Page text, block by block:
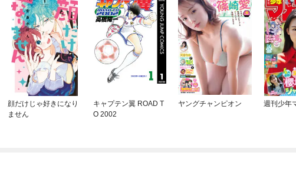
顔だけじゃ好きになり
ません
キャプテン翼 ROAD T
O 2002
ヤングチャンピオン 週刊少年